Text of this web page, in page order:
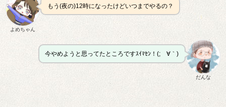
よめちゃん
もう(夜の)12時になったけどいつまでやるの？
だんな
今やめようと思ってたところですｽｲﾏｾﾝ！(;´∀｀)